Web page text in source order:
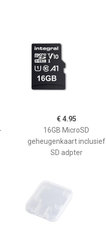
€ 4.95
16GB MicroSD
geheugenkaart inclusief
SD adpter